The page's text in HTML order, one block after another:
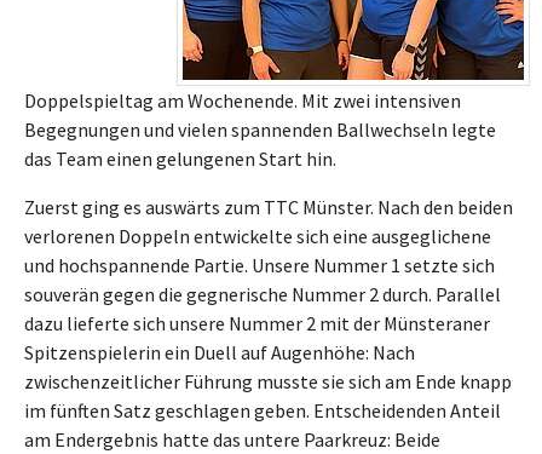
Doppelspieltag am Wochenende. Mit zwei intensiven
Begegnungen und vielen spannenden Ballwechseln legte
das Team einen gelungenen Start hin.
Zuerst ging es auswärts zum TTC Münster. Nach den beiden
verlorenen Doppeln entwickelte sich eine ausgeglichene
und hochspannende Partie. Unsere Nummer 1 setzte sich
souverän gegen die gegnerische Nummer 2 durch. Parallel
dazu lieferte sich unsere Nummer 2 mit der Münsteraner
Spitzenspielerin ein Duell auf Augenhöhe: Nach
zwischenzeitlicher Führung musste sie sich am Ende knapp
im fünften Satz geschlagen geben. Entscheidenden Anteil
am Endergebnis hatte das untere Paarkreuz: Beide